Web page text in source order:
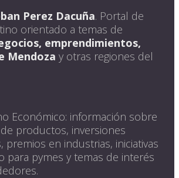
Perez Dacuña. Portal de
orientado a temas de
emprendimientos,
Mendoza y otras regiones del
Económico: información sobre
productos, inversiones
premios en industrias, iniciativas
para pymes y temas de interés